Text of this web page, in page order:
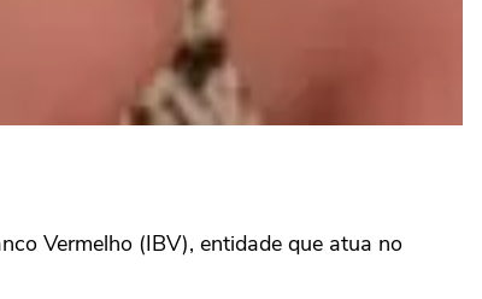
Vermelho (IBV), entidade que atua no